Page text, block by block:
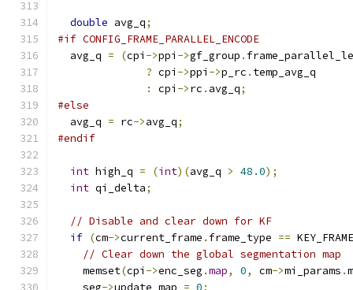
double avg_q;
#if CONFIG_FRAME_PARALLEL_ENCODE
  avg_q
= (cpi ->ppi ->gf_group .
? cpi ->ppi ->p_rc . temp_avg_q
:
cpi ->rc . avg_q;
#else
  avg_q
= rc->avg_q;
#endif
int high_q = (int)(avg_q > 48.0);
int qi_delta;
// Disable and clear down for KF
if (cm->current_frame . frame_type == KEY_FRAME
// Clear down the global segmentation map
    memset
(cpi ->enc_seg .map, 0, cm->mi_params .
    seg
->update_map = 0;